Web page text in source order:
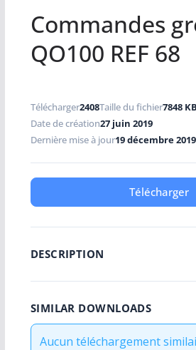
Commandes
QO100 REF 68
Télécharger2408Taille du fichier7848 KB
Date de création27 juin 2019
Dernière mise à jour19 décembre 2019
Télécharger
DESCRIPTION
SIMILAR DOWNLOADS
Aucun téléchargement